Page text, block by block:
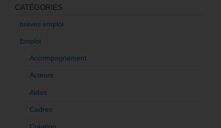
CATÉGORIES
brèves emploi
Emploi
Accompagnement
Acteurs
Aides
Cadres